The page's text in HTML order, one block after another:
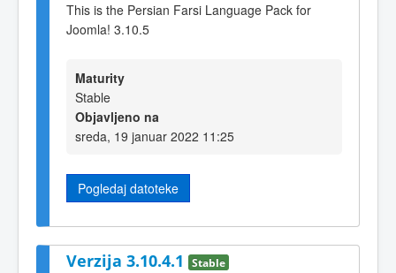
This is the Persian Farsi Language Pack for
Joomla! 3.10.5
Maturity
Stable
Objavljeno na
sreda, 19 januar 2022 11:25
Pogledaj datoteke
Verzija 3.10.4.1 Stable